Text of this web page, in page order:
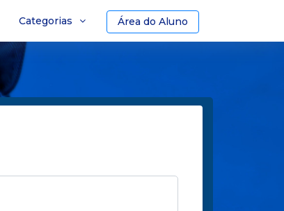
Categorias Área do Aluno